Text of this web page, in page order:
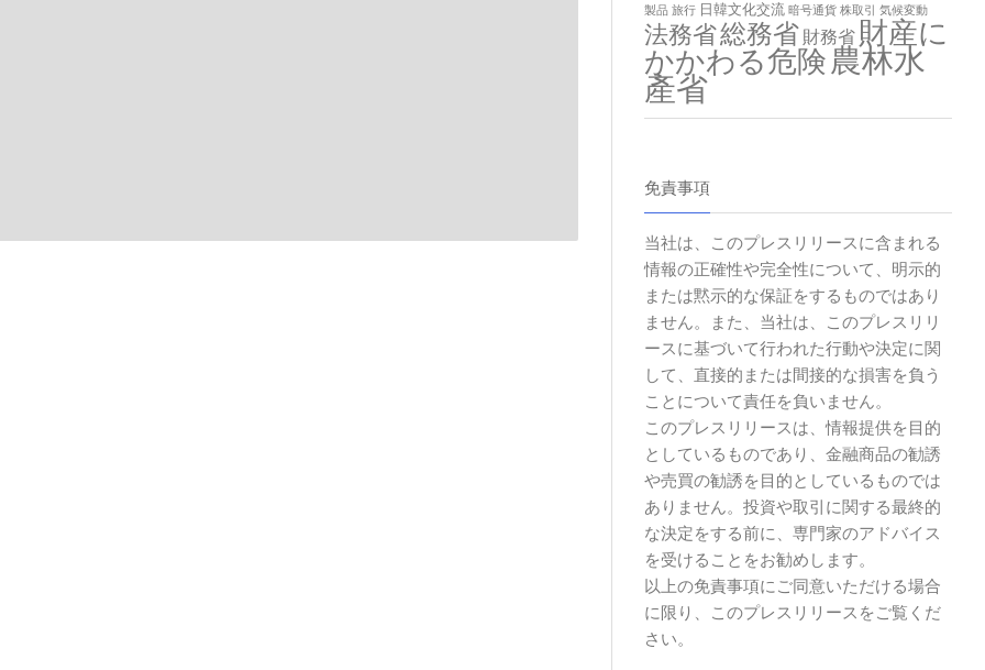
製品 旅行 日韓文化交流 暗号通貨 株取引 気候変動
法務省総務省 財務省 財産に
かかわる危険農林水
產省
免責事項
当社は、このプレスリリースに含まれる
情報の正確性や完全性について、明示的
または黙示的な保証をするものではあり
ません。また、当社は、このプレスリリ
ースに基づいて行われた行動や決定に関
して、直接的または間接的な損害を負う
ことについて責任を負いません。
このプレスリリースは、情報提供を目的
としているものであり、金融商品の勧誘
や売買の勧誘を目的としているものでは
ありません。投資や取引に関する最終的
な決定をする前に、専門家のアドバイス
を受けることをお勧めします。
以上の免責事項にご同意いただける場合
に限り、このプレスリリースをご覧くだ
さい。